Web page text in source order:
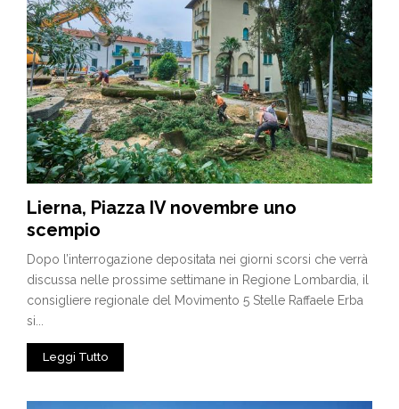
Lierna, Piazza IV novembre uno
scempio
Dopo l’interrogazione depositata nei giorni scorsi che verrà
discussa nelle prossime settimane in Regione Lombardia, il
consigliere regionale del Movimento 5 Stelle Raffaele Erba
si...
Leggi Tutto